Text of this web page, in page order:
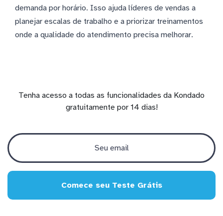
demanda por horário. Isso ajuda líderes de vendas a
planejar escalas de trabalho e a priorizar treinamentos
onde a qualidade do atendimento precisa melhorar.
Tenha acesso a todas as funcionalidades da Kondado
gratuitamente por 14 dias!
Comece seu Teste Grátis